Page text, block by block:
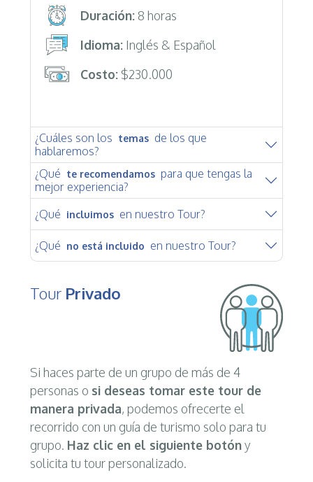
Duración:8 horas
Idioma:Inglés & Español
Costo:$230.000
¿Cuáles son los temas de los que
hablaremos?
¿Qué te recomendamos para que tengas la
mejor experiencia?
¿Qué incluimos en nuestro Tour?
¿Qué no está incluido en nuestro Tour?
Tour Privado
Si haces parte de un grupo de más de 4
personas o si deseas tomar este tour de
manera privada, podemos ofrecerte el
recorrido con un guía de turismo solo para tu
grupo. Haz clic en el siguiente botóny
solicita tu tour personalizado.